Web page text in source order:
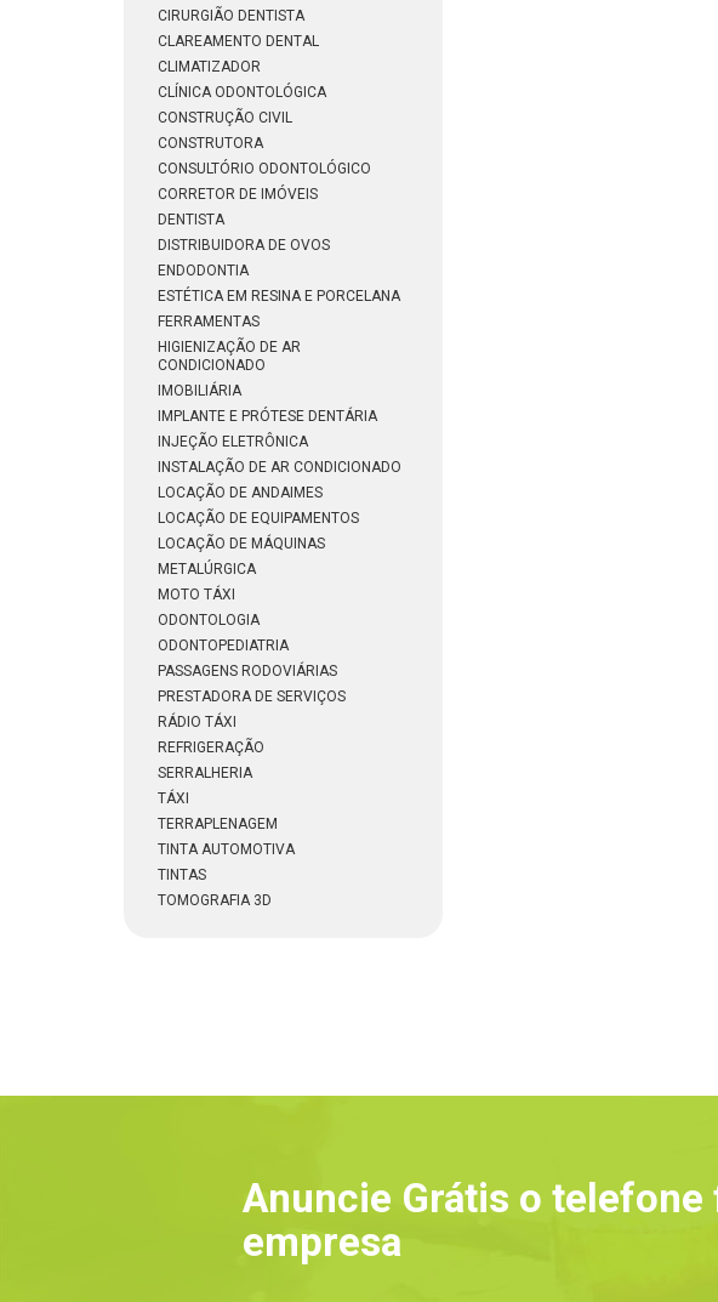
CIRURGIÃO DENTISTA
CLAREAMENTO DENTAL
CLIMATIZADOR
CLÍNICA ODONTOLÓGICA
CONSTRUÇÃO CIVIL
CONSTRUTORA
CONSULTÓRIO ODONTOLÓGICO
CORRETOR DE IMÓVEIS
DENTISTA
DISTRIBUIDORA DE OVOS
ENDODONTIA
ESTÉTICA EM RESINA E PORCELANA
FERRAMENTAS
HIGIENIZAÇÃO DE AR
CONDICIONADO
IMOBILIÁRIA
IMPLANTE E PRÓTESE DENTÁRIA
INJEÇÃO ELETRÔNICA
INSTALAÇÃO DE AR CONDICIONADO
LOCAÇÃO DE ANDAIMES
LOCAÇÃO DE EQUIPAMENTOS
LOCAÇÃO DE MÁQUINAS
METALÚRGICA
MOTO TÁXI
ODONTOLOGIA
ODONTOPEDIATRIA
PASSAGENS RODOVIÁRIAS
PRESTADORA DE SERVIÇOS
RÁDIO TÁXI
REFRIGERAÇÃO
SERRALHERIA
TÁXI
TERRAPLENAGEM
TINTA AUTOMOTIVA
TINTAS
TOMOGRAFIA 3D
Anuncie Grátis o telefone
empresa